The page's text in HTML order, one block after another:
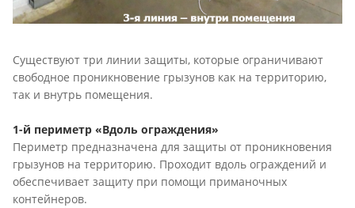
Существуют три линии защиты, которые ограничивают
свободное проникновение грызунов как на территорию,
так и внутрь помещения.
1-й периметр «Вдоль ограждения»
Периметр предназначена для защиты от проникновения
грызунов на территорию. Проходит вдоль ограждений и
обеспечивает защиту при помощи приманочных
контейнеров.